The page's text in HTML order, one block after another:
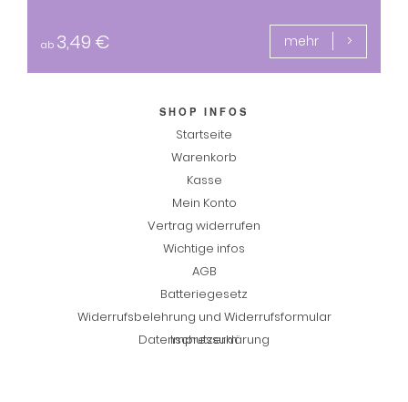
ab 3,49 € mehr
SHOP INFOS
Startseite
Warenkorb
Kasse
Mein Konto
Vertrag widerrufen
Wichtige infos
AGB
Batteriegesetz
Widerrufsbelehrung und Widerrufsformular
Datenschutzerklärung
Impressum